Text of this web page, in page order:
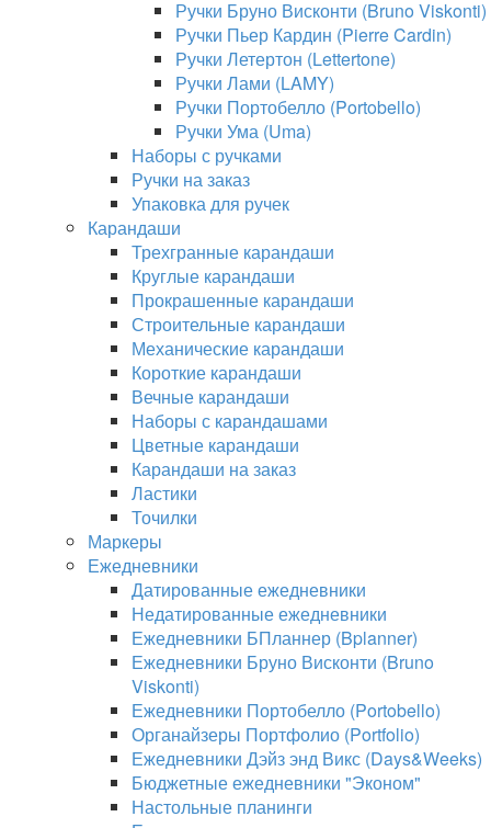
Ручки Бруно Висконти (Bruno Viskonti)
Ручки Пьер Кардин (Pierre Cardin)
Ручки Летертон (Lettertone)
Ручки Лами (LAMY)
Ручки Портобелло (Portobello)
Ручки Ума (Uma)
Наборы с ручками
Ручки на заказ
Упаковка для ручек
Карандаши
Трехгранные карандаши
Круглые карандаши
Прокрашенные карандаши
Строительные карандаши
Механические карандаши
Короткие карандаши
Вечные карандаши
Наборы с карандашами
Цветные карандаши
Карандаши на заказ
Ластики
Точилки
Маркеры
Ежедневники
Датированные ежедневники
Недатированные ежедневники
Ежедневники БПланнер (Bplanner)
Ежедневники Бруно Висконти (Bruno
Viskonti)
Ежедневники Портобелло (Portobello)
Органайзеры Портфолио (Portfolio)
Ежедневники Дэйз энд Викс (Days&Weeks)
Бюджетные ежедневники "Эконом"
Настольные планинги